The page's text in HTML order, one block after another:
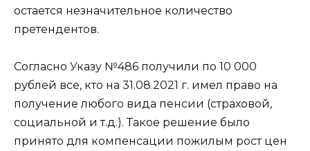
остается незначительное количество
претендентов.
Согласно Указу №486 получили по 10 000
рублей все, кто на 31.08.2021 г. имел право на
получение любого вида пенсии (страховой,
социальной и т.д.). Такое решение было
принято для компенсации пожилым рост цен